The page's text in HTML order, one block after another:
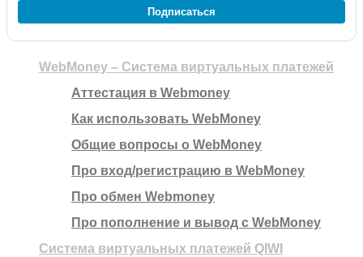
Подписаться
WebMoney – Система виртуальных платежей
Аттестация в Webmoney
Как использовать WebMoney
Общие вопросы о WebMoney
Про вход/регистрацию в WebMoney
Про обмен Webmoney
Про пополнение и вывод с WebMoney
Система виртуальных платежей QIWI